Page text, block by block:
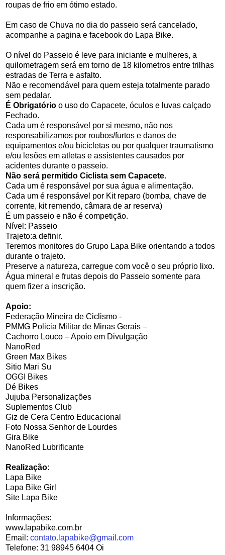
roupas de frio em ótimo estado.
Em caso de Chuva no dia do passeio será cancelado,
acompanhe a pagina e facebook do Lapa Bike.
O nível do Passeio é leve para iniciante e mulheres, a
quilometragem será em torno de 18 kilometros entre trilhas
estradas de Terra e asfalto.
Não e recomendável para quem esteja totalmente parado
sem pedalar.
É Obrigatório o uso do Capacete, óculos e luvas calçado
Fechado.
Cada um é responsável por si mesmo, não nos
responsabilizamos por roubos/furtos e danos de
equipamentos e/ou bicicletas ou por qualquer traumatismo
e/ou lesões em atletas e assistentes causados por
acidentes durante o passeio.
Não será permitido Ciclista sem Capacete.
Cada um é responsável por sua água e alimentação.
Cada um é responsável por Kit reparo (bomba, chave de
corrente, kit remendo, câmara de ar reserva)
É um passeio e não é competição.
Nível: Passeio
Trajeto:a definir.
Teremos monitores do Grupo Lapa Bike orientando a todos
durante o trajeto.
Preserve a natureza, carregue com você o seu próprio lixo.
Água mineral e frutas depois do Passeio somente para
quem fizer a inscrição.
Apoio:
Federação Mineira de Ciclismo -
PMMG Policia Militar de Minas Gerais –
Cachorro Louco – Apoio em Divulgação
NanoRed
Green Max Bikes
Sitio Mari Su
OGGI Bikes
Dé Bikes
Jujuba Personalizações
Suplementos Club
Giz de Cera Centro Educacional
Foto Nossa Senhor de Lourdes
Gira Bike
NanoRed Lubrificante
Realização:
Lapa Bike
Lapa Bike Girl
Site Lapa Bike
Informações:
www.lapabike.com.br
Email: contato.lapabike@gmail.com
Telefone: 31 98945 6404 Oi